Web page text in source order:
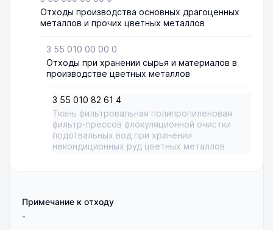
Отходы производства основных драгоценных
металлов и прочих цветных металлов
3 55 010 00 00 0
Отходы при хранении сырья и материалов в
производстве цветных металлов
3 55 010 82 61 4
Ткань фильтровальная полипропиленовая
фильтр-прессов флокуляционной очистки
подотвальных вод при хранении
некондиционных руд цветных металлов
Примечание к отходу
-